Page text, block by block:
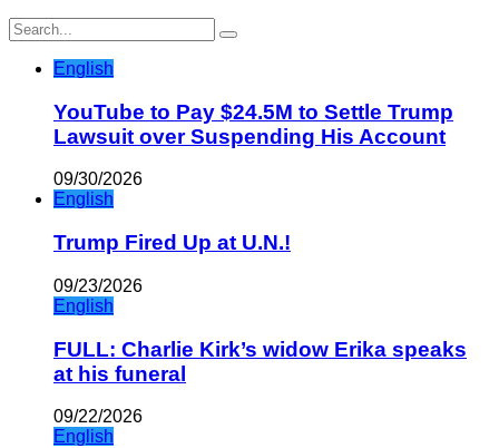
English
YouTube to Pay $24.5M to Settle Trump
Lawsuit over Suspending His Account
09/30/2026
English
Trump Fired Up at U.N.!
09/23/2026
English
FULL: Charlie Kirk’s widow Erika speaks
at his funeral
09/22/2026
English